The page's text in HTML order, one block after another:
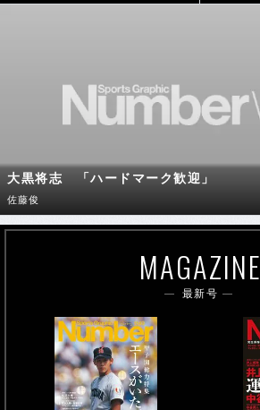
大黒将志 「ハードマーク歓迎」
佐藤俊
MAGAZINE
最新号